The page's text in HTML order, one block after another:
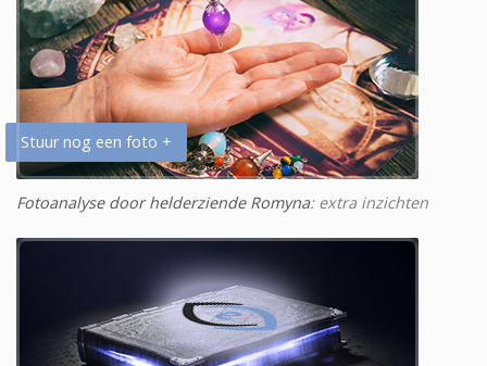
Stuur nog een foto +
Fotoanalyse door helderziende Romyna: extra inzichten